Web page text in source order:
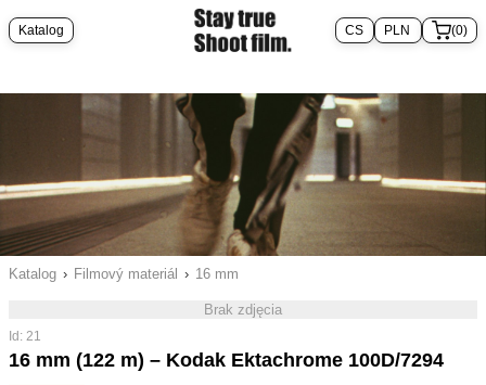
Katalog (0)
Katalog › Filmový materiál › 16 mm
Brak zdjęcia
Id: 21
16 mm (122 m) – Kodak Ektachrome 100D/7294